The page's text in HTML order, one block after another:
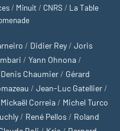
/ Minuit / CNRS / La Table
/ Didier Rey / Joris
/ Yann Ohnona /
Denis Chaumier / Gérard
/ Jean-Luc Gatellier /
Mickaël Correia / Michel Turco
/ René Pellos / Roland